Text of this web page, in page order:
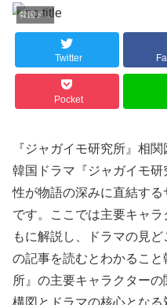
韓国ドラマ情報
Twitter
Pocket
『ジャガイモ研究所』相
韓国ドラマ『ジャガイモ
性が物語の深みに直結す
です。ここでは主要キャ
もに解説し、ドラマの見
の記事を読むとわかるこ
所』の主要キャラクター
構図とドラマの核心とな